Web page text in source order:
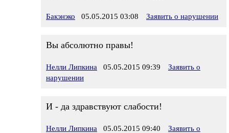
Бакэнэко 05.05.2015 03:08 Заявить о нарушении
Вы абсолютно правы!
Нелли Липкина 05.05.2015 09:39
Заявить о
нарушении
И - да здравствуют слабости!
Нелли Липкина 05.05.2015 09:40
Заявить о